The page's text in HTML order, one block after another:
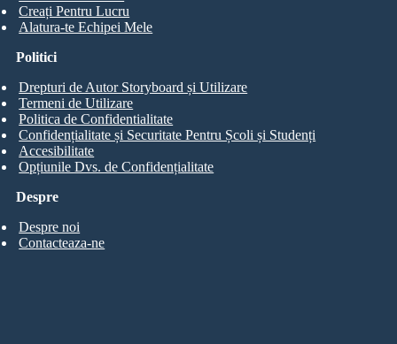
Creați Pentru Lucru
Alatura-te Echipei Mele
Despre
Despre noi
Contacteaza-ne
Politici
Drepturi de Autor Storyboard și Utilizare
Termeni de Utilizare
Politica de Confidentialitate
Confidențialitate și Securitate Pentru Școli și Studenți
Accesibilitate
Opțiunile Dvs. de Confidențialitate